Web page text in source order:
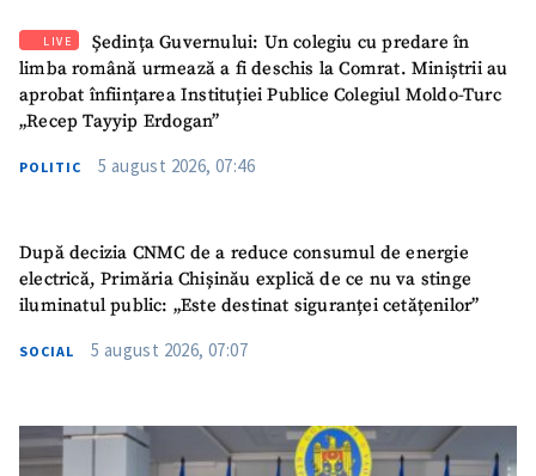
LIVE
Ședința Guvernului: Un colegiu cu predare în
limba română urmează a fi deschis la Comrat. Miniștrii au
aprobat înființarea Instituției Publice Colegiul Moldo-Turc
„Recep Tayyip Erdogan”
POLITIC 5 august 2026, 07:46
După decizia CNMC de a reduce consumul de energie
electrică, Primăria Chișinău explică de ce nu va stinge
iluminatul public: „Este destinat siguranței cetățenilor”
SOCIAL 5 august 2026, 07:07